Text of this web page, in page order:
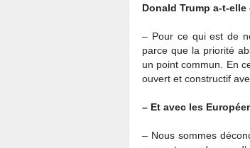
Donald Trump a-t-
– Pour ce qui est de
parce que la priorité
un point commun. En
ouvert et constructif
– Et avec les
– Nous sommes